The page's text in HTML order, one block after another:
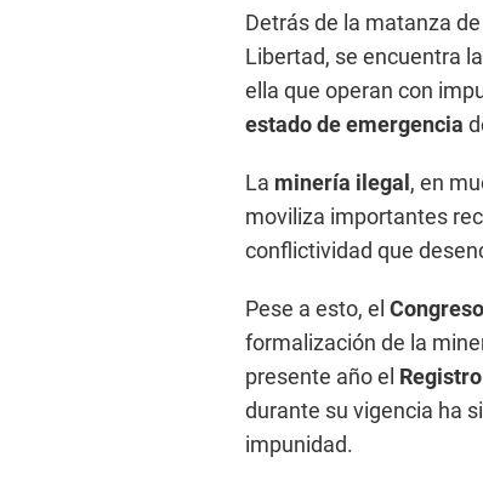
Detrás de la matanza
Libertad, se encuentra
ella que operan con
estado de emergencia
La minería ilegal, en
moviliza importantes
conflictividad que
Pese a esto, el
formalización de la
presente año el
durante su vigencia ha
impunidad.